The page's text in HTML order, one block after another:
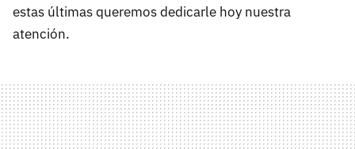
estas últimas queremos dedicarle hoy nuestra
atención.